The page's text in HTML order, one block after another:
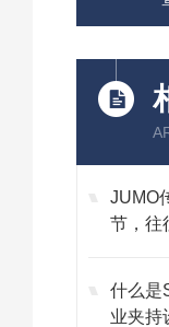
JUMO
节，往
什么是
业夹持